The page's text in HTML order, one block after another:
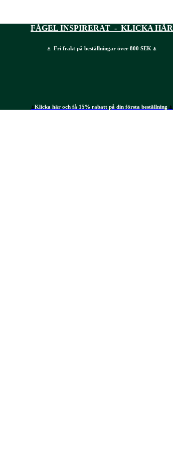
FÅGEL INSPIRERAT - KLICKA HÄR
⍋ Fri frakt på beställningar över 800 SEK ⍋
⍋Klicka här och få 15% rabatt på din första beställning ⍋